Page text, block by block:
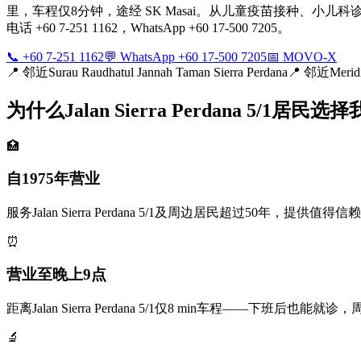
里，车程仅8分钟，途经 SK Masai。从儿童疫苗接种、小儿科
电话 +60 7-251 1162，WhatsApp +60 17-500 7205。
📞 +60 7-251 1162💬 WhatsApp +60 17-500 7205📅 MOVO-X
📍 邻近Surau Raudhatul Jannah Taman Sierra Perdana 📍 邻近
为什么Jalan Sierra Perdana 5/1居民选择
🏥
自1975年营业
服务Jalan Sierra Perdana 5/1及周边居民超过50年，提供值得
⏰
营业至晚上9点
距离Jalan Sierra Perdana 5/1仅8 min车程——下班后也能就诊
🔬